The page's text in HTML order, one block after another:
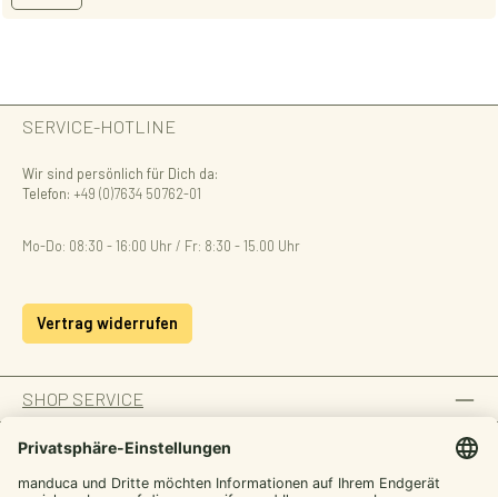
SERVICE-HOTLINE
Wir sind persönlich für Dich da:
Telefon: +49 (0)7634 50762-01
Mo-Do: 08:30 - 16:00 Uhr / Fr: 8:30 - 15.00 Uhr
Vertrag widerrufen
SHOP SERVICE
INFORMATION
ZAHLUNGSARTEN